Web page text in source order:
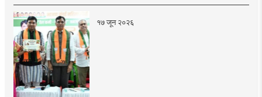
१७ जून २०२६